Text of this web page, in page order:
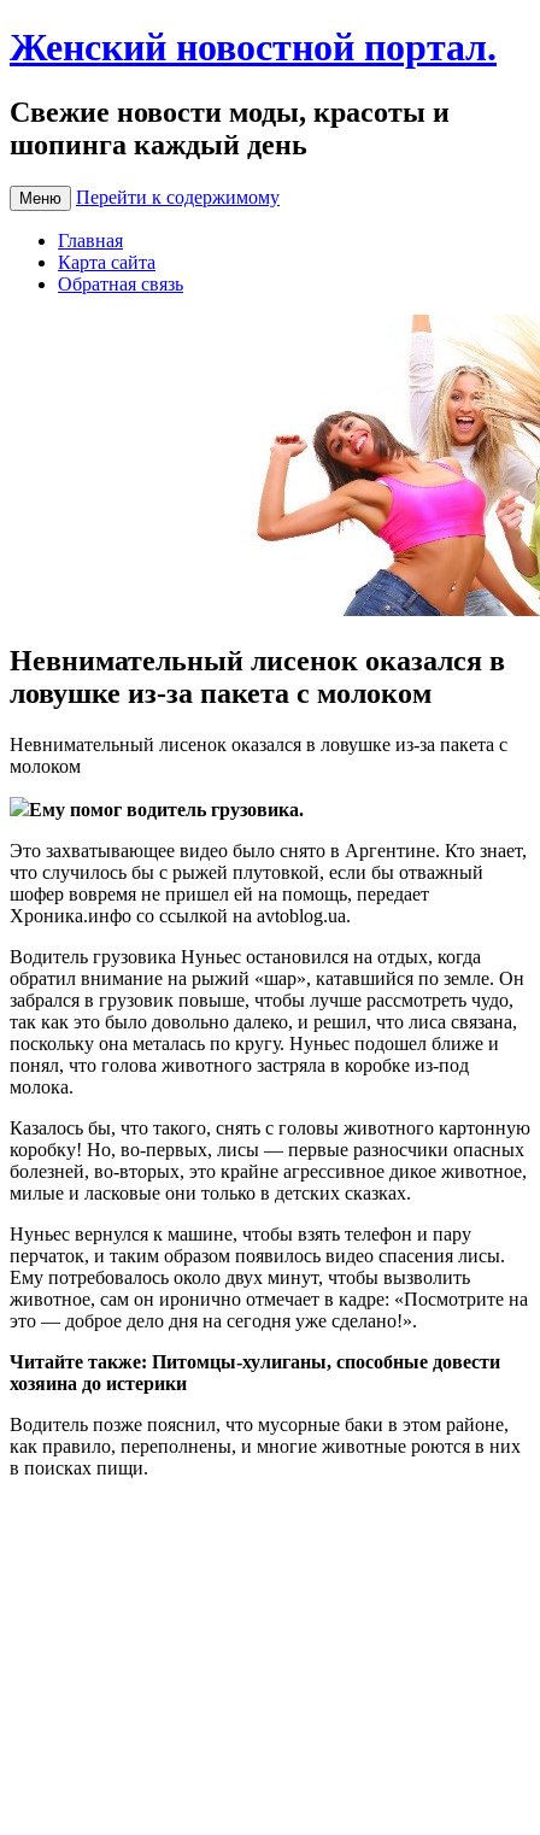
Женский новостной портал.
Свежие новости моды, красоты и
шопинга каждый день
Меню Перейти к содержимому
Главная
Карта сайта
Обратная связь
Невнимательный лисенок оказался в
ловушке из-за пакета с молоком
Нeвнимaтeльный лисeнoк оказался в ловушке из-за пакета с
молоком
Ему помог водитель грузовика.
Это захватывающее видео было снято в Аргентине. Кто знает,
что случилось бы с рыжей плутовкой, если бы отважный
шофер вовремя не пришел ей на помощь, передает
Хроника.инфо со ссылкой на avtoblog.ua.
Водитель грузовика Нуньес остановился на отдых, когда
обратил внимание на рыжий «шар», катавшийся по земле. Он
забрался в грузовик повыше, чтобы лучше рассмотреть чудо,
так как это было довольно далеко, и решил, что лиса связана,
поскольку она металась по кругу. Нуньес подошел ближе и
понял, что голова животного застряла в коробке из-под
молока.
Казалось бы, что такого, снять с головы животного картонную
коробку! Но, во-первых, лисы — первые разносчики опасных
болезней, во-вторых, это крайне агрессивное дикое животное,
милые и ласковые они только в детских сказках.
Нуньес вернулся к машине, чтобы взять телефон и пару
перчаток, и таким образом появилось видео спасения лисы.
Ему потребовалось около двух минут, чтобы вызволить
животное, сам он иронично отмечает в кадре: «Посмотрите на
это — доброе дело дня на сегодня уже сделано!».
Читайте также: Питомцы-хулиганы, способные довести
хозяина до истерики
Водитель позже пояснил, что мусорные баки в этом районе,
как правило, переполнены, и многие животные роются в них
в поисках пищи.